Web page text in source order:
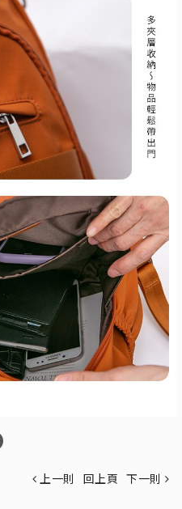
上一則 回上頁 下一則